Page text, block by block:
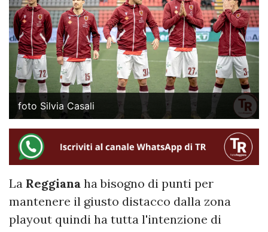
foto Silvia Casali
La Reggiana ha bisogno di punti per
mantenere il giusto distacco dalla zona
playout quindi ha tutta l'intenzione di